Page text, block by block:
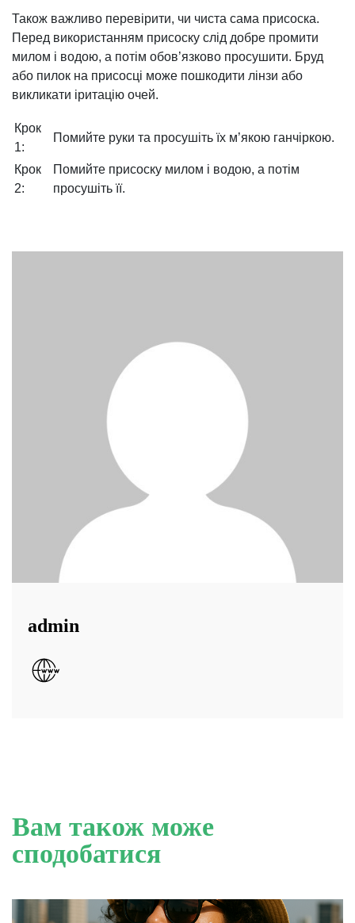
Також важливо перевірити, чи чиста сама присоска.
Перед використанням присоску слід добре промити
милом і водою, а потім обов’язково просушити. Бруд
або пилок на присосці може пошкодити лінзи або
викликати іритацію очей.
Крок
1:
Помийте руки та просушіть їх м’якою ганчіркою.
Крок
2:
Помийте присоску милом і водою, а потім
просушіть її.
admin
Вам також може
сподобатися